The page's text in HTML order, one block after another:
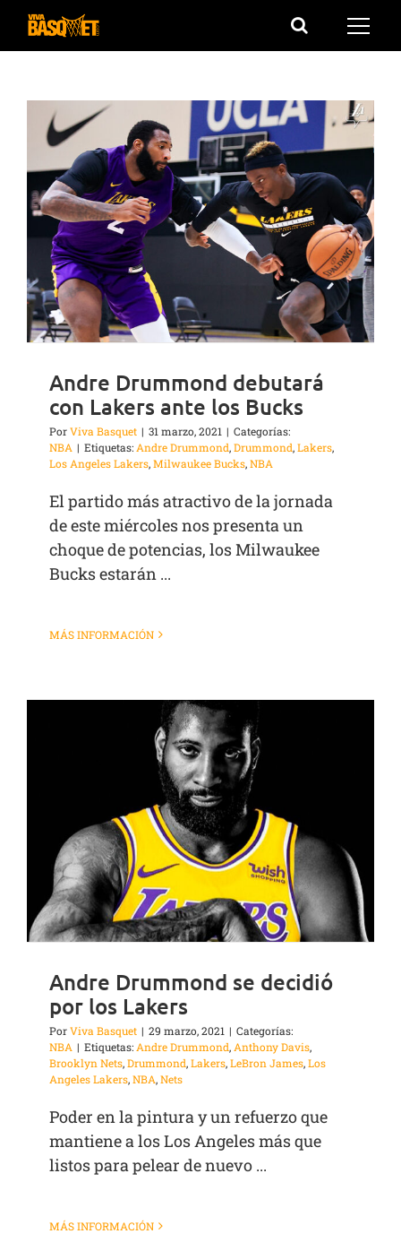
Saltar
Andre Drummond debutará
con Lakers ante los Bucks
PorViva Basquet | 31 marzo, 2021 | Categorías:
NBA | Etiquetas: Andre Drummond,Drummond,Lakers,
Los Angeles Lakers,Milwaukee Bucks,NBA
El partido más atractivo de la jornada
de este miércoles nos presenta un
choque de potencias, los Milwaukee
Bucks estarán ...
MÁS INFORMACIÓN
Andre Drummond se decidió
por los Lakers
PorViva Basquet | 29 marzo, 2021 | Categorías:
NBA | Etiquetas: Andre Drummond, Anthony Davis,
Brooklyn Nets,Drummond,Lakers,LeBron James,Los
Angeles Lakers,NBA,Nets
Poder en la pintura y un refuerzo que
mantiene a los Los Angeles más que
listos para pelear de nuevo ...
MÁS INFORMACIÓN